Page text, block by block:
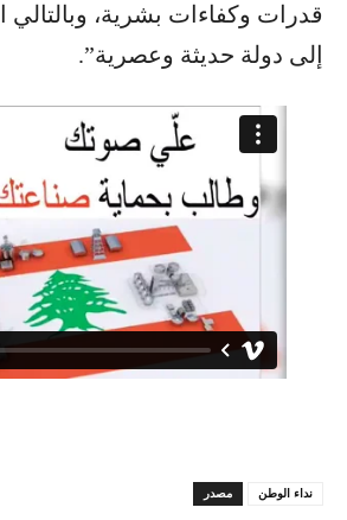
قدرات وكفاءات بشرية، وبالتالي
إلى دولة حديثة وعصرية”.
مصدر نداء الوطن